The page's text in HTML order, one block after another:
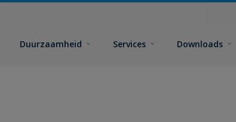
Duurzaamheid Services Downloads